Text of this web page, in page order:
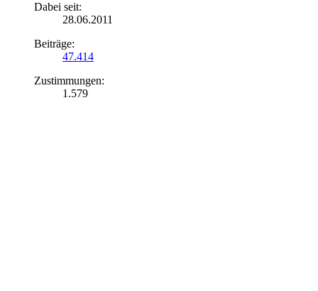
Dabei seit:
28.06.2011
Beiträge:
47.414
Zustimmungen:
1.579